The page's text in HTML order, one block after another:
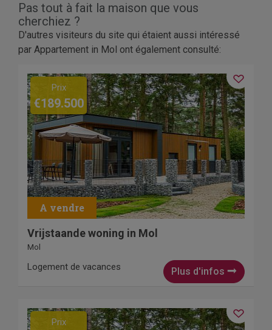
Pas tout à fait la maison que vous
cherchiez ?
D'autres visiteurs du site qui étaient aussi intéressé
par Appartement in Mol ont également consulté:
Prix
€189.500
Vrijstaande woning in Mol
Mol
Plus d'infos
Logement de vacances
Prix